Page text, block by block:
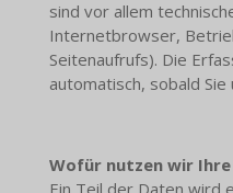
sind vor allem
Internetbrowser,
Seitenaufrufs). Die
automatisch, sobald
Wofür nutzen wir Ihre
Ein Teil der Daten wird